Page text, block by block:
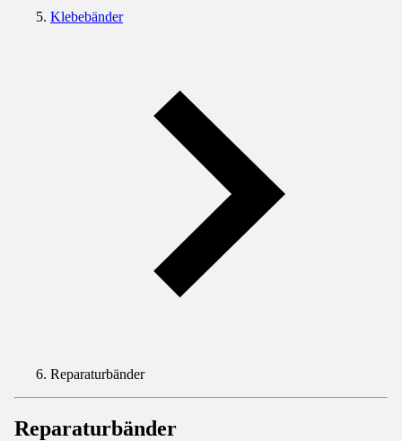
Klebebänder
Reparaturbänder
Reparaturbänder